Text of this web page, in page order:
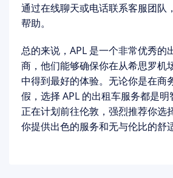
通过在线聊天或电话联系客服团队
帮助。
总的来说，APL 是一个非常优秀的
商，他们能够确保你在从希思罗机
中得到最好的体验。无论你是在商
假，选择 APL 的出租车服务都是
正在计划前往伦敦，强烈推荐你选
你提供出色的服务和无与伦比的舒